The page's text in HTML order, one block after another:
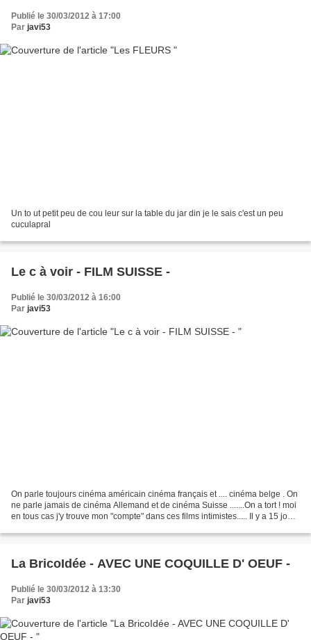
Publié le 30/03/2012 à 17:00
Par javi53
Un to ut petit peu de cou leur sur la table du jar din je le sais c'est un peu
cuculapral
Le c à voir - FILM SUISSE -
Publié le 30/03/2012 à 16:00
Par javi53
On parle toujours cinéma américain cinéma français et .... cinéma belge . On
ne parle jamais de cinéma Allemand et de cinéma Suisse .......On a tort ! moi
en tous cas j'y trouve mon "compte" dans ces films intimistes..... Il y a 15 jours
La BricoIdée - AVEC UNE COQUILLE D' OEUF -
Publié le 30/03/2012 à 13:30
Par javi53